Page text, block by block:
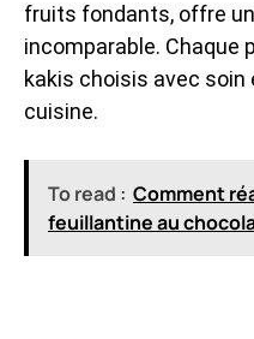
fruits fondants, offre
incomparable. Chaque
kakis choisis avec
cuisine.
To read : Comment
feuillantine au